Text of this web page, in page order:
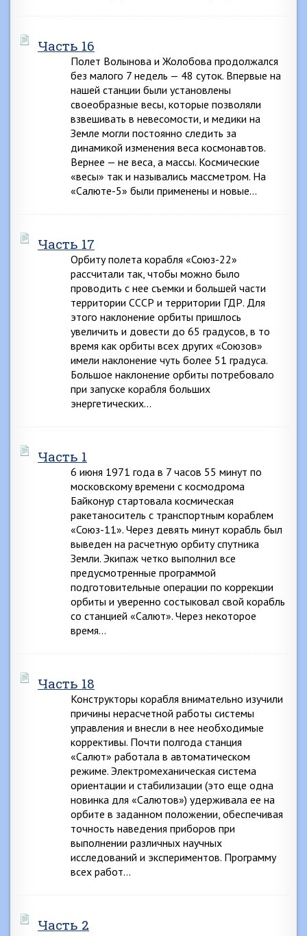
Часть 16
Полет Волынова и Жолобова продолжался
без малого 7 недель — 48 суток. Впервые на
нашей станции были установлены
своеобразные весы, которые позволяли
взвешивать в невесомости, и медики на
Земле могли постоянно следить за
динамикой изменения веса космонавтов.
Вернее — не веса, а массы. Космические
«весы» так и назывались массметром. На
«Салюте-5» были применены и новые…
Часть 17
Орбиту полета корабля «Союз-22»
рассчитали так, чтобы можно было
проводить с нее съемки и большей части
территории СССР и территории ГДР. Для
этого наклонение орбиты пришлось
увеличить и довести до 65 градусов, в то
время как орбиты всех других «Союзов»
имели наклонение чуть более 51 градуса.
Большое наклонение орбиты потребовало
при запуске корабля больших
энергетических…
Часть 1
6 июня 1971 года в 7 часов 55 минут по
московскому времени с космодрома
Байконур стартовала космическая
ракетаноситель с транспортным кораблем
«Союз-11». Через девять минут корабль был
выведен на расчетную орбиту спутника
Земли. Экипаж четко выполнил все
предусмотренные программой
подготовительные операции по коррекции
орбиты и уверенно состыковал свой корабль
со станцией «Салют». Через некоторое
время…
Часть 18
Конструкторы корабля внимательно изучили
причины нерасчетной работы системы
управления и внесли в нее необходимые
коррективы. Почти полгода станция
«Салют» работала в автоматическом
режиме. Электромеханическая система
ориентации и стабилизации (это еще одна
новинка для «Салютов») удерживала ее на
орбите в заданном положении, обеспечивая
точность наведения приборов при
выполнении различных научных
исследований и экспериментов. Программу
всех работ…
Часть 2